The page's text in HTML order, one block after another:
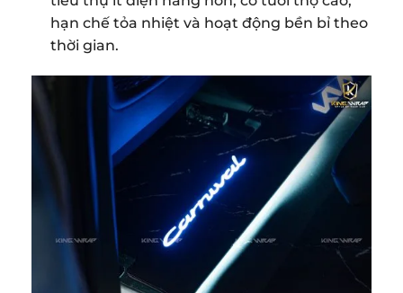
hạn chế tỏa nhiệt và hoạt động bền bỉ theo
thời gian.